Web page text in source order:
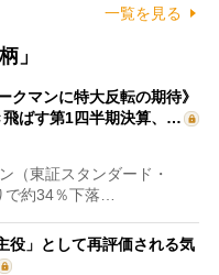
一覧を見る
」
クマンに特大反転の期待》
ばす第1四半期決算、…
（東証スタンダード・
約34％下落…
役」として再評価される気